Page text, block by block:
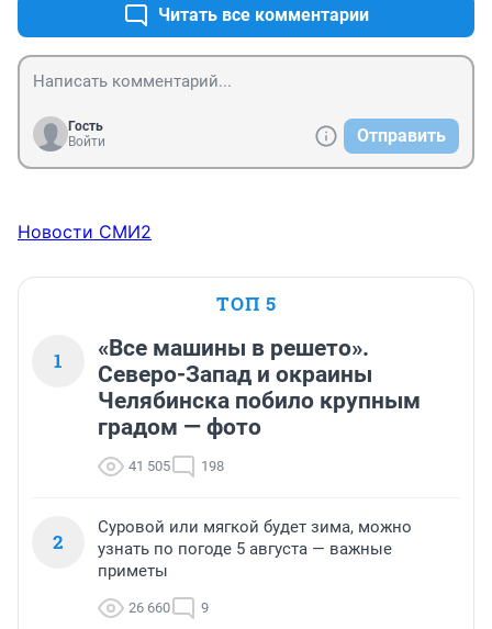
Читать все комментарии
Гость
Войти
Отправить
Новости СМИ2
ТОП 5
1
«Все машины в решето».
Северо-Запад и окраины
Челябинска побило крупным
градом — фото
41 505 198
2
Суровой или мягкой будет зима, можно
узнать по погоде 5 августа — важные
приметы
26 660 9